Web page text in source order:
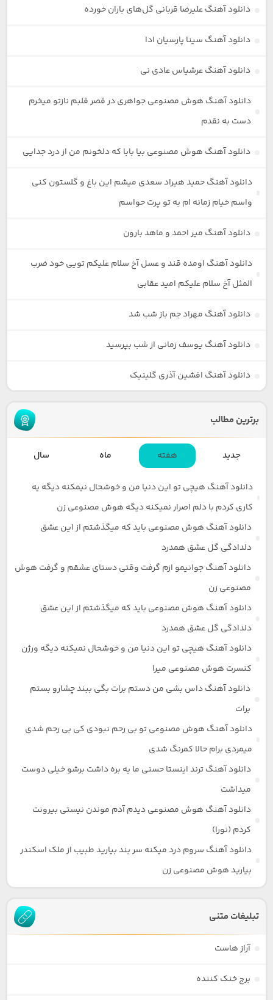
دانلود آهنگ علیرضا قربانی گل‌های باران خورده
دانلود آهنگ سینا پارسیان ادا
دانلود آهنگ عرشیاس عادی نی
دانلود آهنگ هوش مصنوعی جواهری در قصر قلبم نازتو میخرم
دست به نقدم
دانلود آهنگ هوش مصنوعی بیا بابا که دلخونم من از درد جدایی
دانلود آهنگ حمید هیراد سعدی میشم این باغ و گلستون کنی
واسم خیام زمانه ام به تو پرت حواسم
دانلود آهنگ میر احمد و ماهد بارون
دانلود آهنگ اومده قند و عسل آخ سلام علیکم تویی خود ضرب
المثل آخ سلام علیکم امید عقابی
دانلود آهنگ مهراد جم باز شب شد
دانلود آهنگ یوسف زمانی از شب بپرسید
دانلود آهنگ افشین آذری گلینیک
برترین مطالب
جدید هفته ماه سال
دانلود آهنگ هیچی تو این دنیا من و خوشحال نیمکنه دیگه یه
کاری کردم با دلم اصرار نمیکنه دیگه هوش مصنوعی زن
دانلود آهنگ هوش مصنوعی باید که میگذشتم از این عشق
دلدادگی گل عشق همدرد
دانلود آهنگ جوانیمو ازم گرفت وقتی دستای عشقم و گرفت هوش
مصنوعی زن
دانلود آهنگ هوش مصنوعی باید که میگذشتم از این عشق
دلدادگی گل عشق همدرد
دانلود آهنگ هیچی تو این دنیا من و خوشحال نمیکنه دیگه ورژن
کنسرت هوش مصنوعی میرا
دانلود آهنگ داس بشی من دستم برات بگی ببند چشارو بستم
برات
دانلود آهنگ هوش مصنوعی تو بی رحم نبودی کی بی رحم شدی
میمردی برام حالا کمرنگ شدی
دانلود آهنگ ترند اینستا حسنی ما یه بره داشت برشو خیلی دوست
میداشت
دانلود آهنگ هوش مصنوعی دیدم آدم موندن نیستی بیرونت
کردم (نورا)
دانلود آهنگ سروم درد میکنه سر بند بیارید طبیب از ملک اسکندر
بیارید هوش مصنوعی زن
تبلیغات متنی
آراز هاست
برج خنک کننده